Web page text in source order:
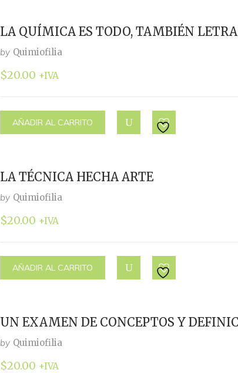
LA QUÍMICA ES TODO, TAMBIÉN
by Quimiofilia
$20.00 +IVA
AÑADIR AL CARRITO
LA TÉCNICA HECHA ARTE
by Quimiofilia
$20.00 +IVA
AÑADIR AL CARRITO
UN EXAMEN DE CONCEPTOS Y
by Quimiofilia
$20.00 +IVA